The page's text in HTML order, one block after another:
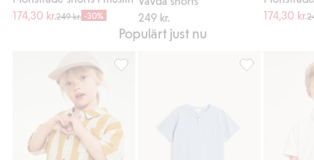
174,30 kr.249 kr. -30%
249 kr.
174,30 kr.
Populärt just nu
T-shirt i